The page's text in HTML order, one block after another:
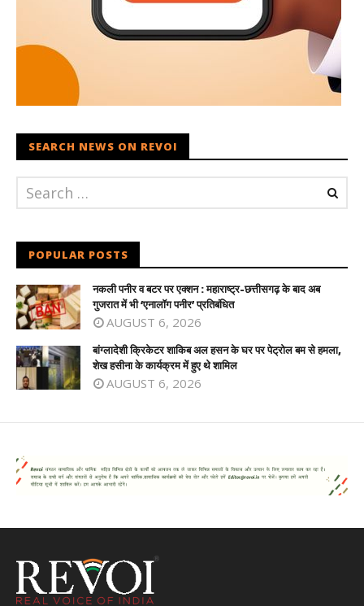
SEARCH NEWS ON REVOI
POPULAR POSTS
नकली पनीर व बटर पर एक्शन : महाराष्ट्र-छत्तीसगढ़ के बाद अब
गुजरात में भी ‘एनालॉग पनीर’ प्रतिबंधित
AUGUST 6, 2026
बांग्लादेशी क्रिकेटर शाकिब अल हसन के घर पर पेट्रोल बम से हमला,
शेख हसीना के कार्यक्रम में हुए थे शामिल
AUGUST 6, 2026